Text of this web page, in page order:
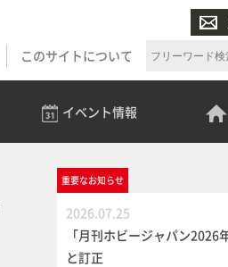
このサイトについて
イベント情報
重要なお知らせ
2026.07.25
「月刊ホビージャパン2026
と訂正